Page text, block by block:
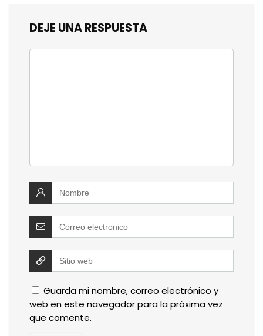
DEJE UNA RESPUESTA
Guarda mi nombre, correo electrónico y
web en este navegador para la próxima vez
que comente.